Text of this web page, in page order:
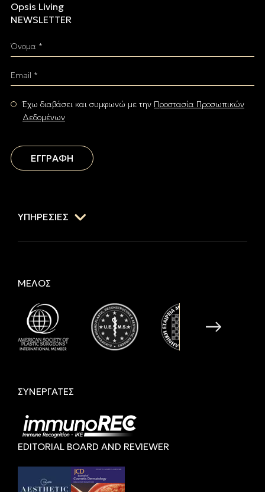
Opsis Living
NEWSLETTER
Όνομα *
Email *
Έχω διαβάσει και συμφωνώ με την Προστασία Προσωπικών
Δεδομένων
ΕΓΓΡΑΦΗ
ΥΠΗΡΕΣΙΕΣ
ΜΕΛΟΣ
ΣΥΝΕΡΓΑΤΕΣ
EDITORIAL BOARD AND REVIEWER